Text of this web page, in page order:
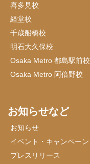
喜多見校
経堂校
千歳船橋校
明石大久保校
Osaka Metro 都島駅前校
Osaka Metro 阿倍野校
お知らせなど
お知らせ
イベント・キャンペーン
プレスリリース